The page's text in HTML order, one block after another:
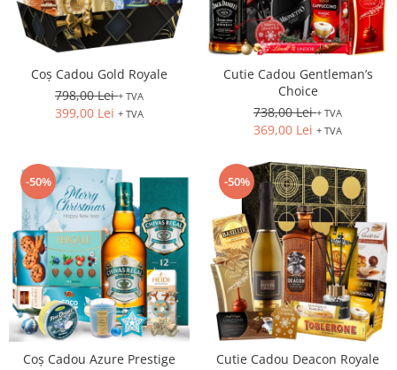
Coș Cadou Gold Royale
798,00 Lei+ TVA
399,00 Lei + TVA
Cutie Cadou Gentleman’s
Choice
738,00 Lei+ TVA
369,00 Lei + TVA
-50%
Coș Cadou Azure Prestige
-50%
Cutie Cadou Deacon Royale